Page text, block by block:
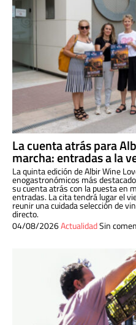
La cuenta atrás para
marcha: entradas a la
La quinta edición de Albir Wine
enogastronómicos más
su cuenta atrás con la puesta en
entradas. La cita tendrá lugar el
reunir una cuidada selección de
directo.
04/08/2026ActualidadSin